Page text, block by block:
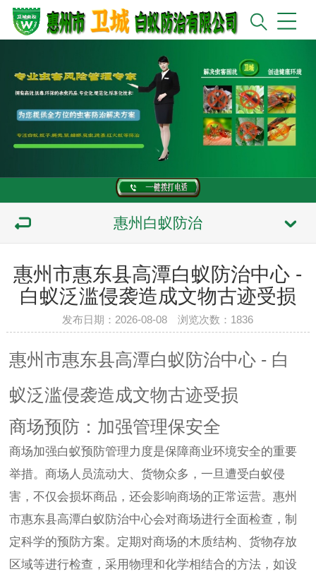
惠州白蚁防治
惠州市惠东县高潭白蚁防治中心 -
白蚁泛滥侵袭造成文物古迹受损
发布日期：2026-08-08 浏览次数： 1836
惠州市惠东县高潭白蚁防治中心 - 白
蚁泛滥侵袭造成文物古迹受损
商场预防：加强管理保安全
商场加强白蚁预防管理力度是保障商业环境安全的重要
举措。商场人员流动大、货物众多，一旦遭受白蚁侵
害，不仅会损坏商品，还会影响商场的正常运营。惠州
市惠东县高潭白蚁防治中心会对商场进行全面检查，制
定科学的预防方案。定期对商场的木质结构、货物存放
区域等进行检查，采用物理和化学相结合的方法，如设